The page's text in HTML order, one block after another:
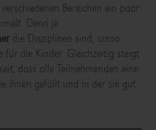
Bereichen ein paar
Denn je
die Disziplinen sind, umso
für die Kinder. Gleichzeitig steigt
dass alle Teilnehmenden eine
ihnen gefällt und in der sie gut